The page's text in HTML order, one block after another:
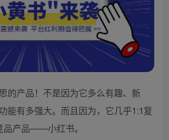
的产品！不是因为它多么有趣、新
能有多强大。而且因为，它几乎1:1复
品产品——小红书。